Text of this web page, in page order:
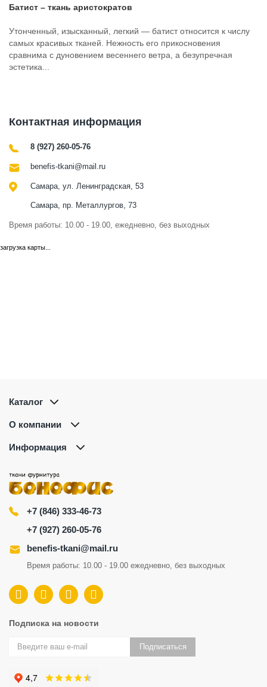
Батист – ткань аристократов
Утонченный, изысканный, легкий — батист относится к числу
самых красивых тканей. Нежность его прикосновения
сравнима с дуновением весеннего ветра, а безупречная
эстетика...
Контактная информация
8 (927) 260-05-76
benefis-tkani@mail.ru
Самара, ул. Ленинградская, 53
Самара, пр. Металлургов, 73
Время работы: 10.00 - 19.00, ежедневно, без выходных
загрузка карты...
Каталог
О компании
Информация
+7 (846) 333-46-73
+7 (927) 260-05-76
benefis-tkani@mail.ru
Время работы: 10.00 - 19.00 ежедневно, без выходных
Подписка на новости
Подписаться